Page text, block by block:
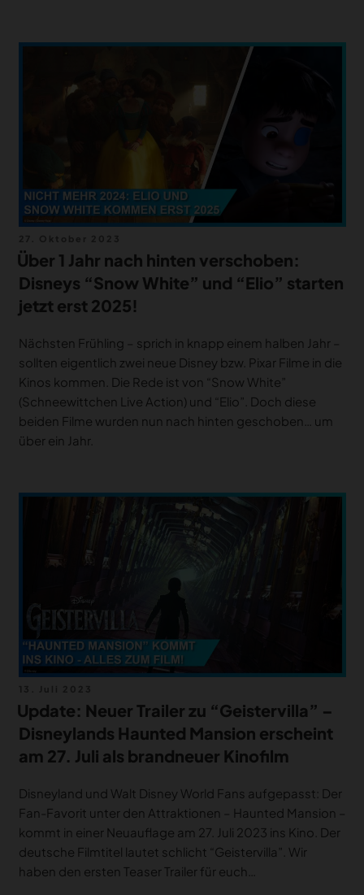
am
Über 1 Jahr nach hinten verschoben:
Disneys “Snow White” und “Elio” starten
jetzt erst 2025!
Nächsten Frühling – sprich in knapp einem halben Jahr –
sollten eigentlich zwei neue Disney bzw. Pixar Filme in die
Kinos kommen. Die Rede ist von “Snow White”
(Schneewittchen Live Action) und “Elio”. Doch diese
beiden Filme wurden nun nach hinten geschoben… um
über ein Jahr.
am
Update: Neuer Trailer zu “Geistervilla” –
Disneylands Haunted Mansion erscheint
am 27. Juli als brandneuer Kinofilm
Disneyland und Walt Disney World Fans aufgepasst: Der
Fan-Favorit unter den Attraktionen – Haunted Mansion –
kommt in einer Neuauflage am 27. Juli 2023 ins Kino. Der
deutsche Filmtitel lautet schlicht “Geistervilla”. Wir
haben den ersten Teaser Trailer für euch…